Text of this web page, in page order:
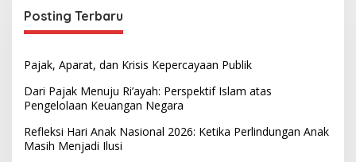
Posting Terbaru
Pajak, Aparat, dan Krisis Kepercayaan Publik
Dari Pajak Menuju Ri’ayah: Perspektif Islam atas
Pengelolaan Keuangan Negara
Refleksi Hari Anak Nasional 2026: Ketika Perlindungan Anak
Masih Menjadi Ilusi